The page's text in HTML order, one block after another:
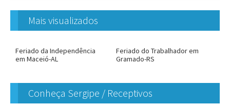
Mais visualizados
Feriado da Independência
em Maceió-AL
Feriado do Trabalhador em
Gramado-RS
Conheça Sergipe / Receptivos